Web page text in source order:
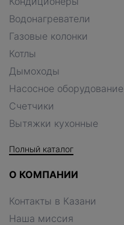
Водонагреватели
Газовые колонки
Котлы
Дымоходы
Насосное оборудование
Счетчики
Вытяжки кухонные
Полный каталог
О КОМПАНИИ
Контакты в Казани
Наша миссия